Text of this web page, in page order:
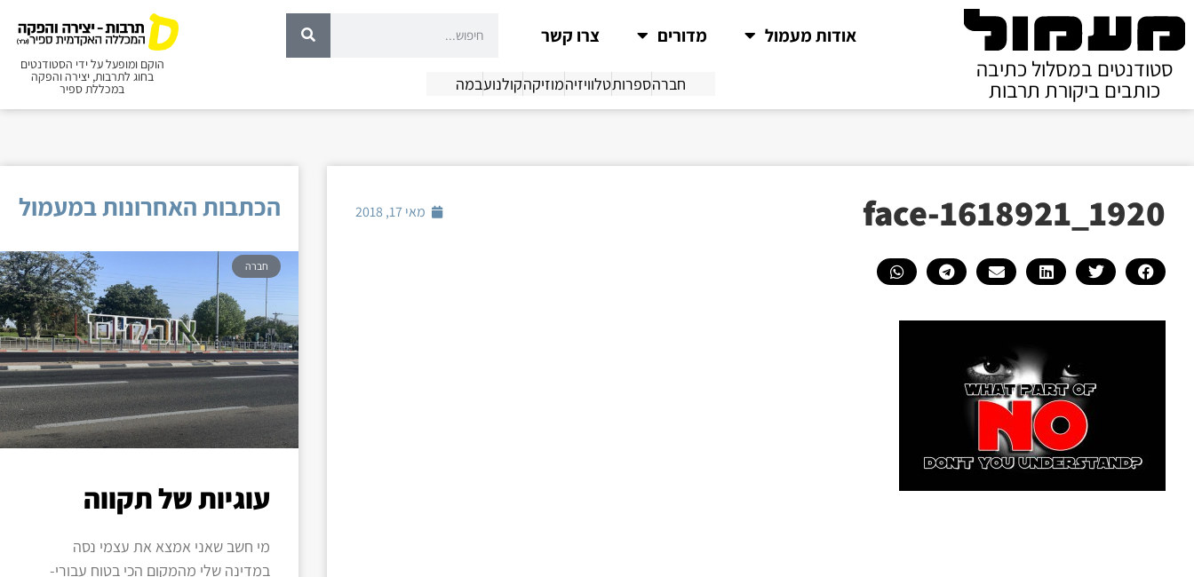
סטודנטים במסלול כתיבה
כותבים ביקורת תרבות
אודות מעמול מדורים צרו קשר
חברהספרותטלוויזיהמוזיקהקולנועבמה
הוקם ומופעל על ידי הסטודנטים
בחוג לתרבות, יצירה והפקה
במכללת ספיר
face-1618921_1920 מאי 17, 2018 הכתבות האחרונות במעמול
חברה
עוגיות של תקווה
מי חשב שאני אמצא את עצמי נסה
במדינה שלי מהמקום הכי בטוח עבורי-